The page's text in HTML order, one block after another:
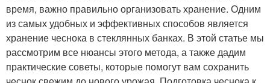
время, важно правильно организовать хранение. Одним
из самых удобных и эффективных способов является
хранение чеснока в стеклянных банках. В этой статье мы
рассмотрим все нюансы этого метода, а также дадим
практические советы, которые помогут вам сохранить